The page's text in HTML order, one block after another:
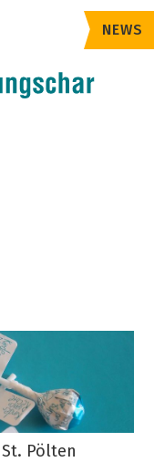
NEWS
Pölten